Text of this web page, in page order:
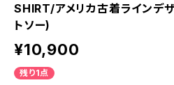
SHIRT/アメリカ古着ラインデ
トソー)
¥10,900
残り1点